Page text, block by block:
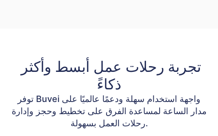
ذكاءً
توفر Buvei واجهة استخدام سهلة ودعمًا عالميًا على
مدار الساعة لمساعدة الفرق على تخطيط وحجز وإدارة
رحلات العمل بسهولة.